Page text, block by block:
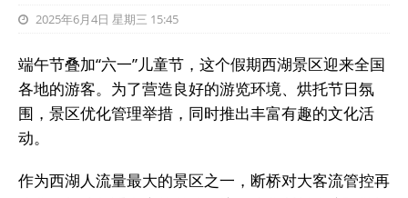
2025年6月4日 星期三 15:45
端午节叠加“六一”儿童节，这个假期西湖景区迎来全国
各地的游客。为了营造良好的游览环境、烘托节日氛
围，景区优化管理举措，同时推出丰富有趣的文化活
动。
作为西湖人流量最大的景区之一，断桥对大客流管控再